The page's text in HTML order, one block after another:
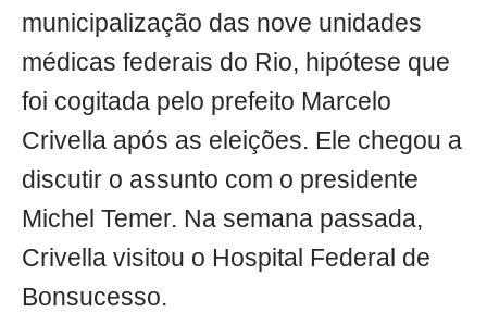
municipalização das nove unidades
médicas federais do Rio, hipótese que
foi cogitada pelo prefeito Marcelo
Crivella após as eleições. Ele chegou a
discutir o assunto com o presidente
Michel Temer. Na semana passada,
Crivella visitou o Hospital Federal de
Bonsucesso.